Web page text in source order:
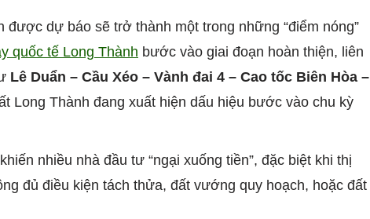
được dự báo sẽ trở thành một trong những “điểm nóng”
quốc tế Long Thành bước vào giai đoạn hoàn thiện, liên
Lê Duẩn – Cầu Xéo – Vành đai 4 – Cao tốc Biên Hòa –
Long Thành đang xuất hiện dấu hiệu bước vào chu kỳ
nhiều nhà đầu tư “ngại xuống tiền”, đặc biệt khi thị
đủ điều kiện tách thửa, đất vướng quy hoạch, hoặc đất